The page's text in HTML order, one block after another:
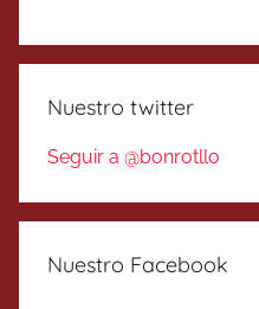
Nuestro twitter
Seguir a @bonrotllo
Nuestro Facebook